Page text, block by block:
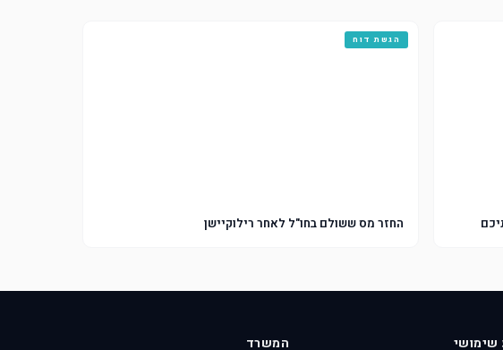
הגשת דוח
החזר מס ששולם בחו"ל לאחר רילוקיישן
שימושי המשרד